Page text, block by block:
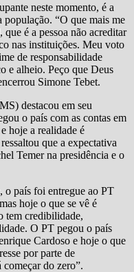
neste momento, é a
“O que mais me
é a pessoa não acreditar
nas instituições. Meu voto
de responsabilidade
e alheio. Peço que Deus
Simone Tebet.
destacou em seu
o país com as contas em
hoje a realidade é
que a expectativa
Temer na presidência e o
o país foi entregue ao PT
hoje o que se vê é
tem credibilidade,
O PT pegou o país
Cardoso e hoje o que
por parte de
do zero”.